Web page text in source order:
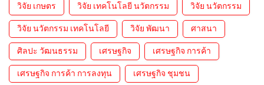
วิจัย เกษตร วิจัย เทคโนโลยี นวัตกรรม วิจัย นวัตกรรม
วิจัย นวัตกรรม เทคโนโลยี วิจัย พัฒนา ศาสนา
ศิลปะ วัฒนธรรม เศรษฐกิจ เศรษฐกิจ การค้า
เศรษฐกิจ การค้า การลงทุน เศรษฐกิจ ชุมชน